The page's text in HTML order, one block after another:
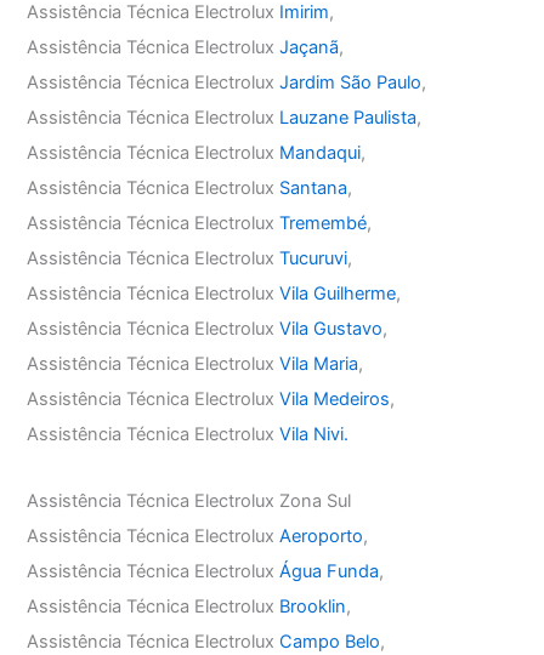
Assistência Técnica Electrolux Imirim,
Assistência Técnica ElectroluxJaçanã,
Assistência Técnica ElectroluxJardim São Paulo,
Assistência Técnica Electrolux Lauzane Paulista,
Assistência Técnica Electrolux Mandaqui,
Assistência Técnica Electrolux Santana,
Assistência Técnica ElectroluxTremembé,
Assistência Técnica ElectroluxTucuruvi,
Assistência Técnica ElectroluxVila Guilherme,
Assistência Técnica ElectroluxVila Gustavo,
Assistência Técnica ElectroluxVila Maria,
Assistência Técnica ElectroluxVila Medeiros,
Assistência Técnica ElectroluxVila Nivi.
Assistência Técnica Electrolux Zona Sul
Assistência Técnica ElectroluxAeroporto,
Assistência Técnica ElectroluxÁgua Funda,
Assistência Técnica Electrolux Brooklin,
Assistência Técnica ElectroluxCampo Belo,